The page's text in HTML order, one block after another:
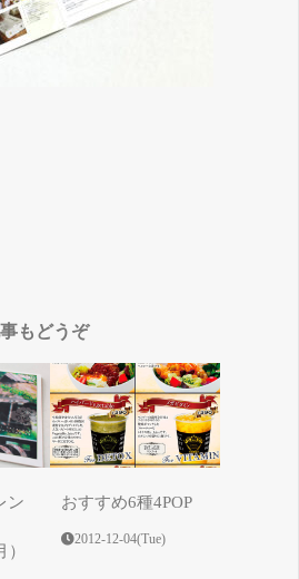
もどうぞ
ン
おすすめ6種4POP
2012-12-04(Tue)